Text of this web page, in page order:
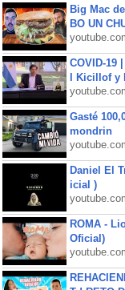
Big Mac
BO UN
COVID-19
l Kicillof y
Gasté
mondrin
Daniel El
icial )
ROMA -
Oficial)